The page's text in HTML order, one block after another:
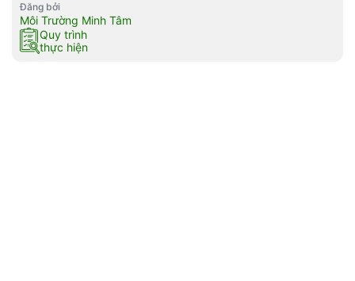
Đăng bởi
Môi Trường Minh Tâm
Quy trình
thực hiện